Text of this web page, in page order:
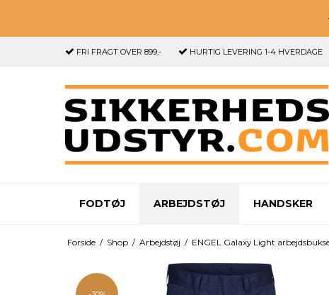
FRI FRAGT OVER 899,- HURTIG LEVERING 1-4 HVERDAGE
FODTØJ ARBEJDSTØJ HANDSKER
Forside / Shop / Arbejdstøj / ENGEL Galaxy Light